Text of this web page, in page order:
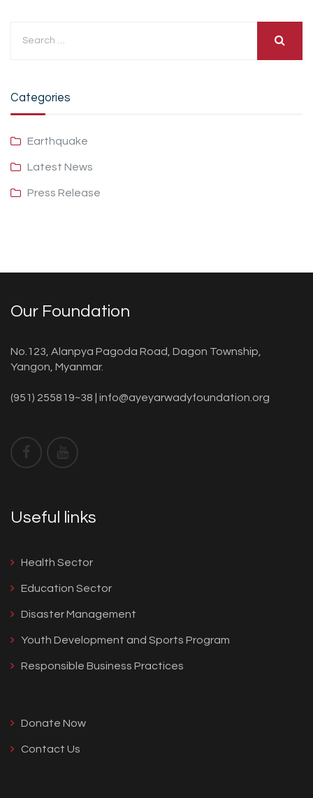
Categories
Earthquake
Latest News
Press Release
Our Foundation
No.123, Alanpya Pagoda Road, Dagon Township,
Yangon, Myanmar.
(951) 255819~38 | info@ayeyarwadyfoundation.org
Useful links
Health Sector
Education Sector
Disaster Management
Youth Development and Sports Program
Responsible Business Practices
Donate Now
Contact Us